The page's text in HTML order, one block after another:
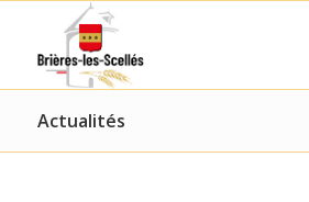
Actualités